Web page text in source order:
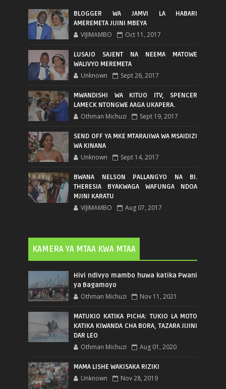
BLOGGER WA JAMVI LA HABARI
AMEREMETA JIJINI MBEYA
VIJIMAMBO Oct 11, 2017
LUSAJO SAJENT NA NEEMA MATOWE
WALIVYO MEREMETA
Unknown Sept 26, 2017
MWANDISHI WA KITUO ITV, SPENCER
LAMECK NTONGWE AAGA UKAPERA.
Othman Michuzi Sept 19, 2017
SEND OFF YA MKE MTARAJIWA WA MSAIDIZI
WA KINANA
Unknown Sept 14, 2017
BWANA NELSON PALLANGYO NA BI.
THERESIA BYAKWAGA WAFUNGA NDOA
MJINI KARATU
VIJIMAMBO Aug 07, 2017
KAMERA YA MTAA KWA MTAA
Hivi ndivyo mambo huwa katika Pwani
ya Bagamoyo
Othman Michuzi Nov 11, 2021
MATUKIO KATIKA PICHA: TUKIO LA MOTO
KATIKA KIWANDA CHA BORA, TAZARA JIJINI
DAR LEO
Othman Michuzi Aug 01, 2020
MAMA LISHE WAKISAKA RIZIKI
Unknown Nov 28, 2019